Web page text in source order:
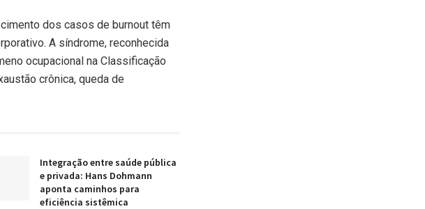
dos casos de burnout têm
A síndrome, reconhecida
ocupacional na Classificação
crônica, queda de
Integração entre saúde pública
e privada: Hans Dohmann
aponta caminhos para
eficiência sistêmica